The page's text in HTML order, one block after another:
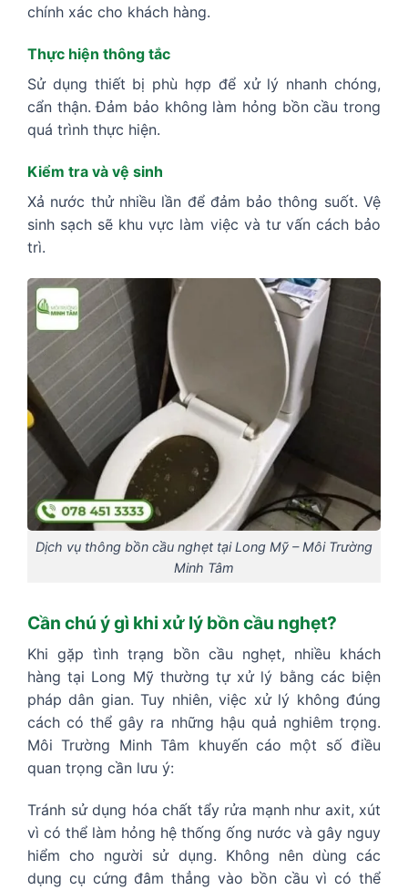
chính xác cho khách hàng.
Thực hiện thông tắc
Sử dụng thiết bị phù hợp để xử lý nhanh chóng,
cẩn thận. Đảm bảo không làm hỏng bồn cầu trong
quá trình thực hiện.
Kiểm tra và vệ sinh
Xả nước thử nhiều lần để đảm bảo thông suốt. Vệ
sinh sạch sẽ khu vực làm việc và tư vấn cách bảo
trì.
Dịch vụ thông bồn cầu nghẹt tại Long Mỹ – Môi Trường
Minh Tâm
Cần chú ý gì khi xử lý bồn cầu nghẹt?
Khi gặp tình trạng bồn cầu nghẹt, nhiều khách
hàng tại Long Mỹ thường tự xử lý bằng các biện
pháp dân gian. Tuy nhiên, việc xử lý không đúng
cách có thể gây ra những hậu quả nghiêm trọng.
Môi Trường Minh Tâm khuyến cáo một số điều
quan trọng cần lưu ý:
Tránh sử dụng hóa chất tẩy rửa mạnh như axit, xút
vì có thể làm hỏng hệ thống ống nước và gây nguy
hiểm cho người sử dụng. Không nên dùng các
dụng cụ cứng đâm thẳng vào bồn cầu vì có thể